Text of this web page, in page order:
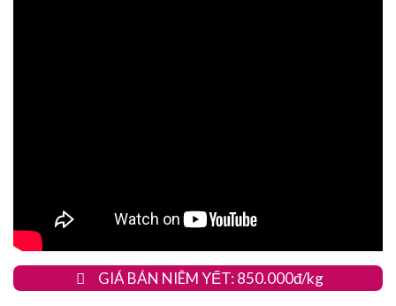
GIÁ BÁN NIÊM YẾT: 850.000đ/kg